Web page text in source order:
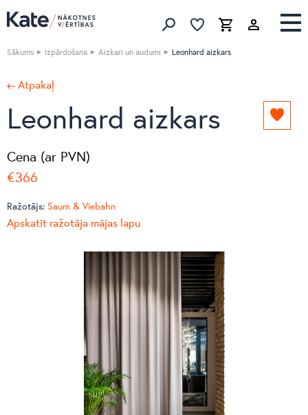
Meklēt produktus
IzlaseGrozs Izlase
Sākums Izpārdošana Aizkari un audumi Leonhard aizkars
← Atpakaļ
Leonhard aizkars
Cena (ar PVN)
€366
Ražotājs: Saum & Viebahn
Apskatīt ražotāja mājas lapu